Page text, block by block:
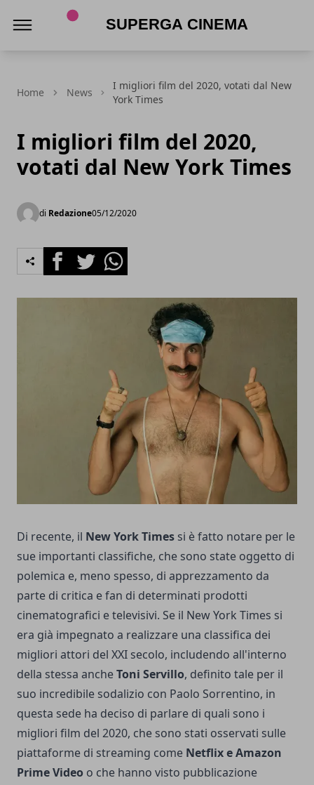
Home News
I migliori film del 2020, votati dal New
York Times
I migliori film del 2020,
votati dal New York Times
di Redazione05/12/2020
FacebookTwitterWhatsapp
Di recente, il New York Times si è fatto notare per le
sue importanti classifiche, che sono state oggetto di
polemica e, meno spesso, di apprezzamento da
parte di critica e fan di determinati prodotti
cinematografici e televisivi. Se il New York Times si
era già impegnato a realizzare una classifica dei
migliori attori del XXI secolo, includendo all'interno
della stessa ancheToni Servillo, definito tale per il
suo incredibile sodalizio con Paolo Sorrentino, in
questa sede ha deciso di parlare di quali sono i
migliori film del 2020, che sono stati osservati sulle
piattaforme di streaming come Netflix e Amazon
Prime Video o che hanno visto pubblicazione